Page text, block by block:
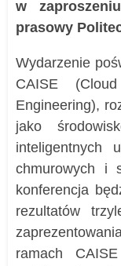
w
prasowy
Wydarzenie
CAISE
Engineering),
jako
inteligentnych
chmurowych i
konferencja
rezultatów
ramach